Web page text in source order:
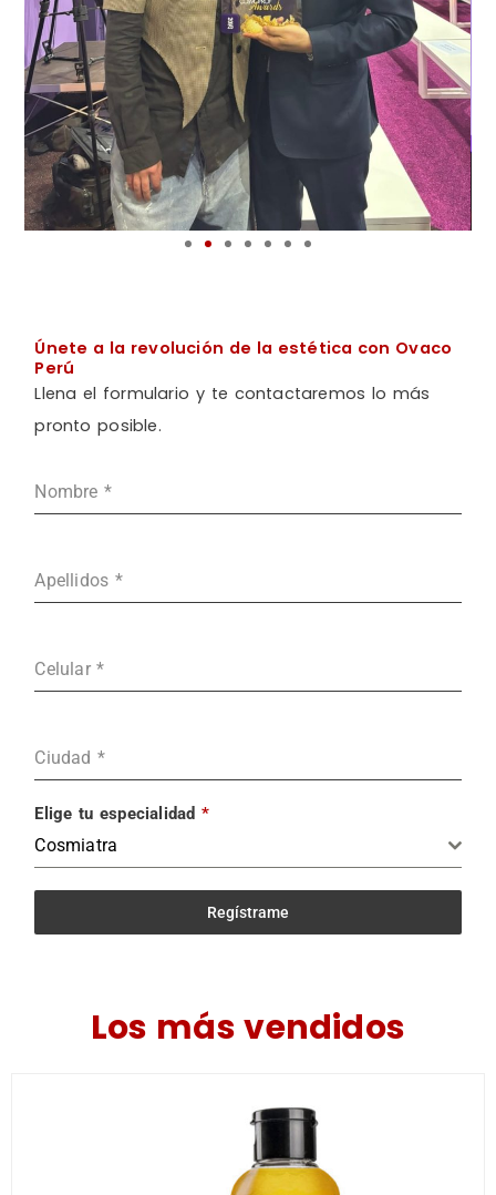
Únete a la revolución de la estética con Ovaco
Perú
Llena el formulario y te contactaremos lo más
pronto posible.
Nombre*
Apellidos *
Celular*
Ciudad*
Elige tu especialidad*
Cosmiatra
Regístrame
Los más vendidos